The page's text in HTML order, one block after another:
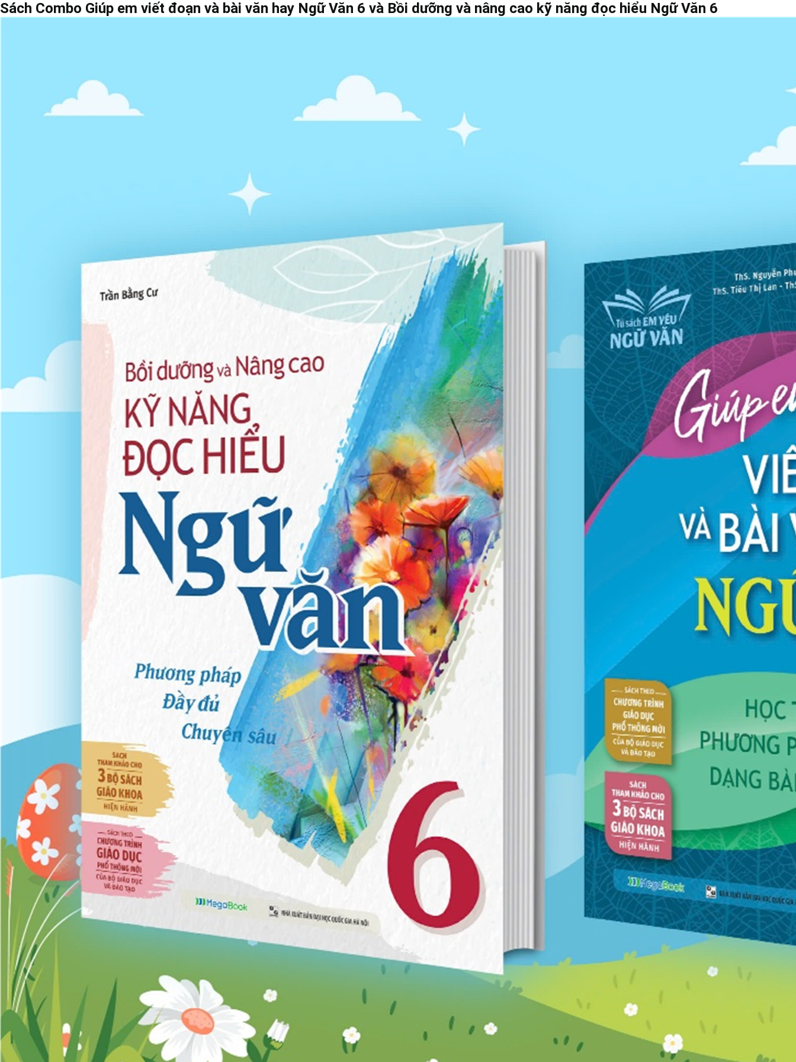
Sách Combo Giúp em viết đoạn và bài văn hay Ngữ Văn 6 và Bồi dưỡng và nâng cao kỹ năng đọc hiểu Ngữ Văn 6